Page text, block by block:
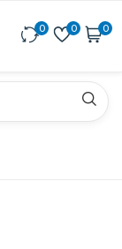
0 0 0